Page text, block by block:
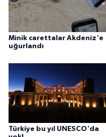
Minik carettalar Akdeniz'e
uğurlandı
Türkiye bu yıl UNESCO'da